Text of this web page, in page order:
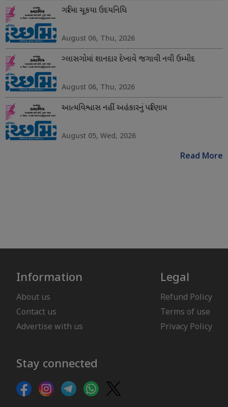
ગરિમા ચૂકયા ઉદયનિધિ
August 06, Thu, 2026
ગ્લાસગોમાં શાનદાર દેખાવે જગાવી નવી ઉમ્મીદ
August 06, Thu, 2026
આત્મવિશ્વાસ નહીં અહંકારનું પરિણામ
August 05, Wed, 2026
Read More
Information
About us
Contact us
Advertise with us
Legal
Refund Policy
Terms of use
Privacy Policy
Stay connected